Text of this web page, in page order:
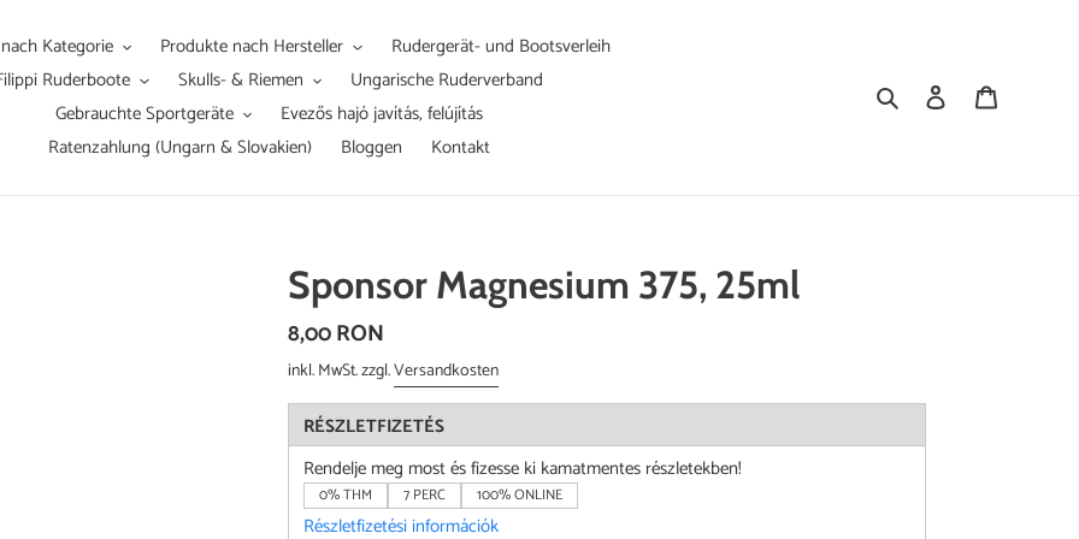
Kategorie Produkte nach Hersteller
Rudergerät- und Bootsverleih
Ruderboote
Skulls- & Riemen
Ungarische Ruderverband
Gebrauchte Sportgeräte
Evezős hajó javítás, felújítás
Ratenzahlung (Ungarn & Slovakien)
Bloggen Kontakt
Suchen Einloggen
Sponsor Magnesium 375, 25ml
Normaler
Preis
8,00 RON
inkl. MwSt. zzgl.Versandkosten
RÉSZLETFIZETÉS
Rendelje meg most és fizesse ki kamatmentes részletekben!
0% THM 7 PERC 100% ONLINE
Részletfizetési információk